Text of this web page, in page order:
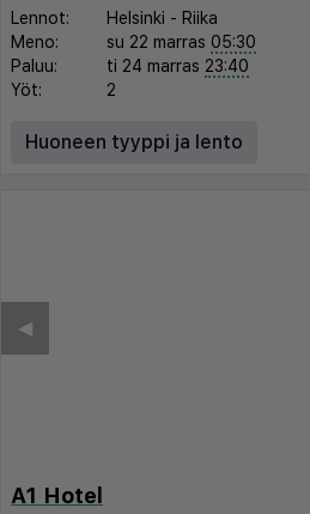
Lennot: Helsinki - Riika
Meno:
su 22 marras 05:30
Paluu:
ti 24 marras 23:40
Yöt:
2
Huoneen tyyppi ja lento
◀︎
A1 Hotel